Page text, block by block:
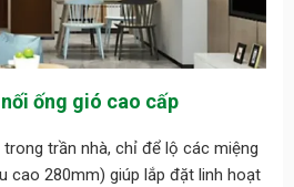
ống gió cao cấp
trần nhà, chỉ để lộ các miệng
cao 280mm) giúp lắp đặt linh hoạt